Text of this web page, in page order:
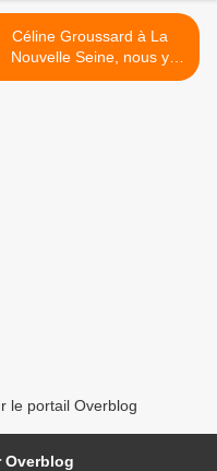
Céline Groussard à La
Nouvelle Seine, nous y
sommes retournés ! >
le portail Overblog
Overblog